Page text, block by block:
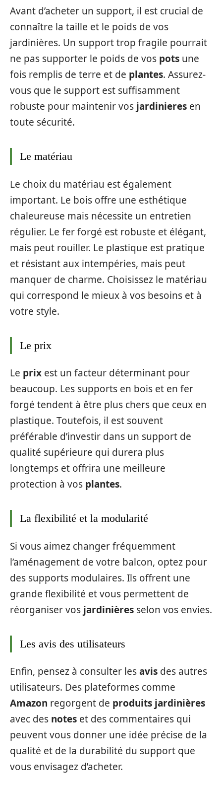
Avant d’acheter un support, il est crucial de
connaître la taille et le poids de vos
jardinières. Un support trop fragile pourrait
ne pas supporter le poids de vos pots une
fois remplis de terre et de plantes. Assurez-
vous que le support est suffisamment
robuste pour maintenir vos jardinieres en
toute sécurité.
Le matériau
Le choix du matériau est également
important. Le bois offre une esthétique
chaleureuse mais nécessite un entretien
régulier. Le fer forgé est robuste et élégant,
mais peut rouiller. Le plastique est pratique
et résistant aux intempéries, mais peut
manquer de charme. Choisissez le matériau
qui correspond le mieux à vos besoins et à
votre style.
Le prix
Le prix est un facteur déterminant pour
beaucoup. Les supports en bois et en fer
forgé tendent à être plus chers que ceux en
plastique. Toutefois, il est souvent
préférable d’investir dans un support de
qualité supérieure qui durera plus
longtemps et offrira une meilleure
protection à vos plantes.
La flexibilité et la modularité
Si vous aimez changer fréquemment
l’aménagement de votre balcon, optez pour
des supports modulaires. Ils offrent une
grande flexibilité et vous permettent de
réorganiser vos jardinières selon vos envies.
Les avis des utilisateurs
Enfin, pensez à consulter lesavis des autres
utilisateurs. Des plateformes comme
Amazon regorgent de produits jardinières
avec des notes et des commentaires qui
peuvent vous donner une idée précise de la
qualité et de la durabilité du support que
vous envisagez d’acheter.